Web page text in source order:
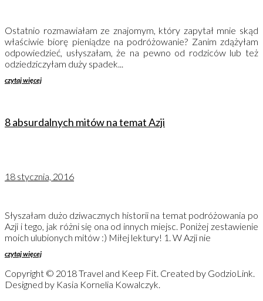
Ostatnio rozmawiałam ze znajomym, który zapytał mnie skąd
właściwie biorę pieniądze na podróżowanie? Zanim zdążyłam
odpowiedzieć, usłyszałam, że na pewno od rodziców lub też
odziedziczyłam duży spadek...
czytaj więcej
8 absurdalnych mitów na temat Azji
18 stycznia, 2016
Słyszałam dużo dziwacznych historii na temat podróżowania po
Azji i tego, jak różni się ona od innych miejsc. Poniżej zestawienie
moich ulubionych mitów :) Miłej lektury! 1. W Azji nie
czytaj więcej
Copyright © 2018 Travel and Keep Fit. Created by GodzioLink.
Designed by Kasia Kornelia Kowalczyk.